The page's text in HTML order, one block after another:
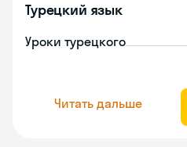
Турецкий язык
Уроки турецкого
Читать дальше